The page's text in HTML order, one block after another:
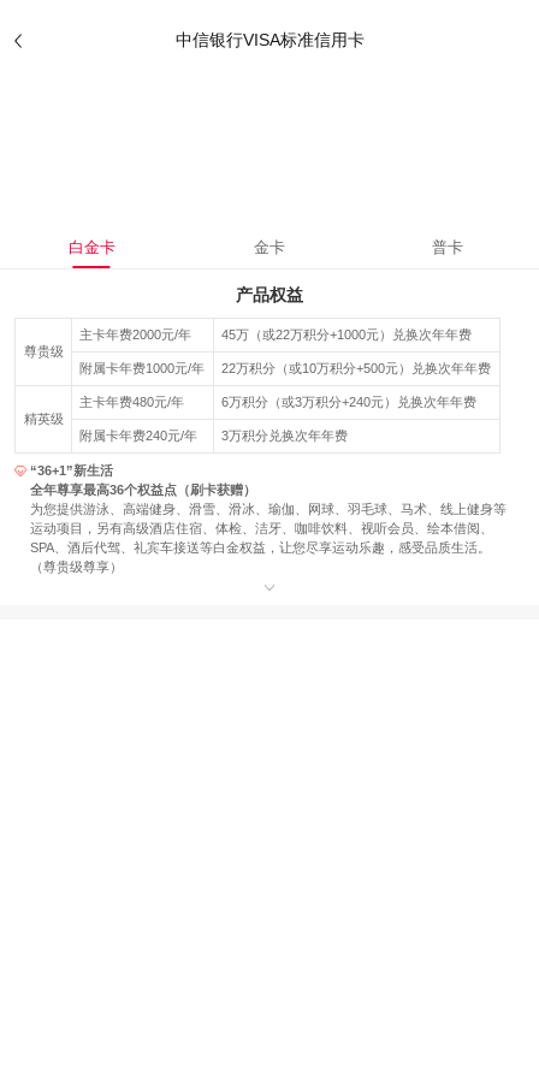
中信银行VISA标准信用卡
白金卡 金卡 普卡
产品权益
尊贵级
主卡年费2000元/年 45万（或22万积分+1000元）兑换次年年费
附属卡年费1000元/年 22万积分（或10万积分+500元）兑换次年年费
精英级
主卡年费480元/年 6万积分（或3万积分+240元）兑换次年年费
附属卡年费240元/年 3万积分兑换次年年费
“36+1”新生活
全年尊享最高36个权益点（刷卡获赠）
为您提供游泳、高端健身、滑雪、滑冰、瑜伽、网球、羽毛球、马术、线上健身等
运动项目，另有高级酒店住宿、体检、洁牙、咖啡饮料、视听会员、绘本借阅、
SPA、酒后代驾、礼宾车接送等白金权益，让您尽享运动乐趣，感受品质生活。
（尊贵级尊享）